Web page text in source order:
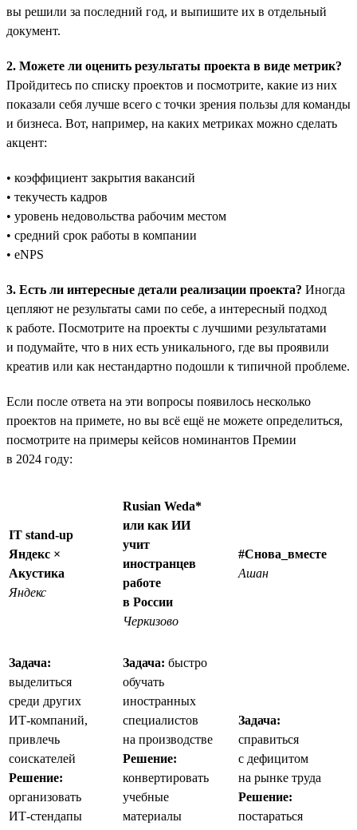
вы решили за последний год, и выпишите их в отдельный
документ.
2. Можете ли оценить результаты проекта в виде метрик?
Пройдитесь по списку проектов и посмотрите, какие из них
показали себя лучше всего с точки зрения пользы для команды
и бизнеса. Вот, например, на каких метриках можно сделать
акцент:
• коэффициент закрытия вакансий
• текучесть кадров
• уровень недовольства рабочим местом
• средний срок работы в компании
• eNPS
3. Есть ли интересные детали реализации проекта? Иногда
цепляют не результаты сами по себе, а интересный подход
к работе. Посмотрите на проекты с лучшими результатами
и подумайте, что в них есть уникального, где вы проявили
креатив или как нестандартно подошли к типичной проблеме.
Если после ответа на эти вопросы появилось несколько
проектов на примете, но вы всё ещё не можете определиться,
посмотрите на примеры кейсов номинантов Премии
в 2024 году:
IT stand-up
Яндекс ×
Акустика
Яндекс
Rusian Weda*
или как ИИ
учит
иностранцев
работе
в России
Черкизово
#Снова_вместе
Ашан
Задача:
выделиться
среди других
ИТ-компаний,
привлечь
соискателей
Решение:
организовать
ИТ-стендапы
Задача: быстро
обучать
иностранных
специалистов
на производстве
Решение:
конвертировать
учебные
материалы
Задача:
справиться
с дефицитом
на рынке труда
Решение:
постараться